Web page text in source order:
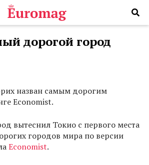
дорогой город
назван самым дорогим
Economist.
вытеснил Токио с первого места
городов мира по версии
Economist.